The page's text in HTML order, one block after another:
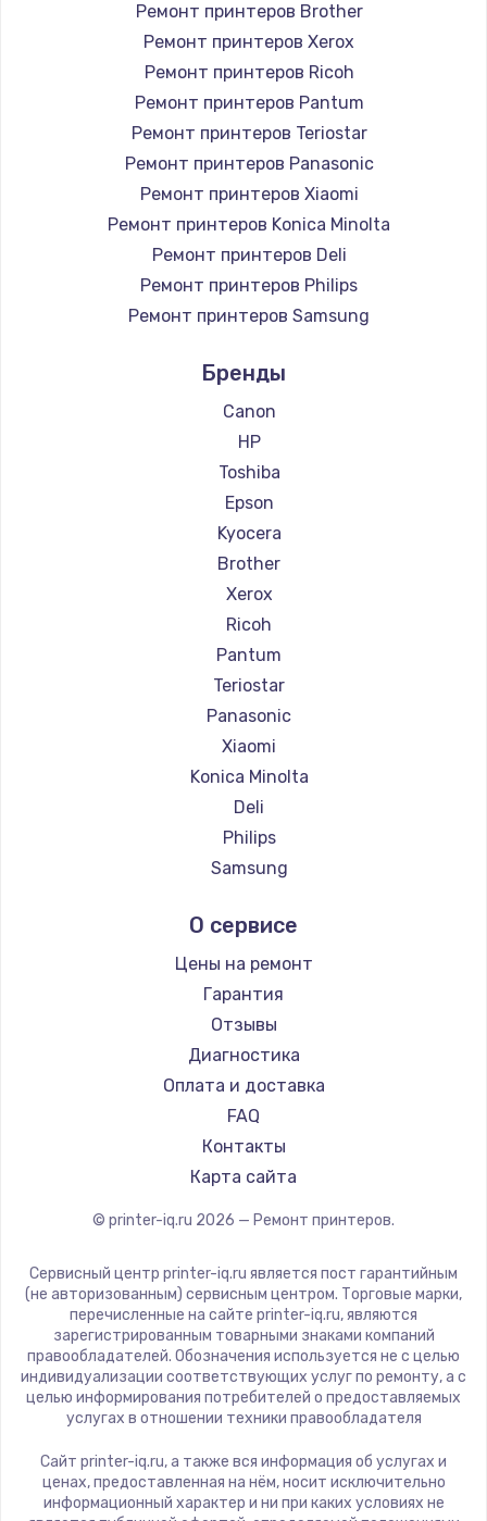
Ремонт принтеров Brother
Ремонт принтеров Xerox
Ремонт принтеров Ricoh
Ремонт принтеров Pantum
Ремонт принтеров Teriostar
Ремонт принтеров Panasonic
Ремонт принтеров Xiaomi
Ремонт принтеров Konica Minolta
Ремонт принтеров Deli
Ремонт принтеров Philips
Ремонт принтеров Samsung
Ремонт принтеров Lexmark
Ремонт принтеров Sharp
Ремонт принтеров TSC
Ремонт принтеров Fujitsu
Ремонт принтеров Godex
Бренды
Canon
HP
Toshiba
Epson
Kyocera
Brother
Xerox
Ricoh
Pantum
Teriostar
Panasonic
Xiaomi
Konica Minolta
Deli
Philips
Samsung
Lexmark
Sharp
TSC
Fujitsu
Godex
О сервисе
Цены на ремонт
Гарантия
Отзывы
Диагностика
Оплата и доставка
FAQ
Контакты
Карта сайта
© printer-iq.ru 2026 — Ремонт принтеров.
Сервисный центр printer-iq.ru является пост гарантийным
(не авторизованным) сервисным центром. Торговые марки,
перечисленные на сайте printer-iq.ru, являются
зарегистрированным товарными знаками компаний
правообладателей. Обозначения используется не с целью
индивидуализации соответствующих услуг по ремонту, а с
целью информирования потребителей о предоставляемых
услугах в отношении техники правообладателя
Сайт printer-iq.ru, а также вся информация об услугах и
ценах, предоставленная на нём, носит исключительно
информационный характер и ни при каких условиях не